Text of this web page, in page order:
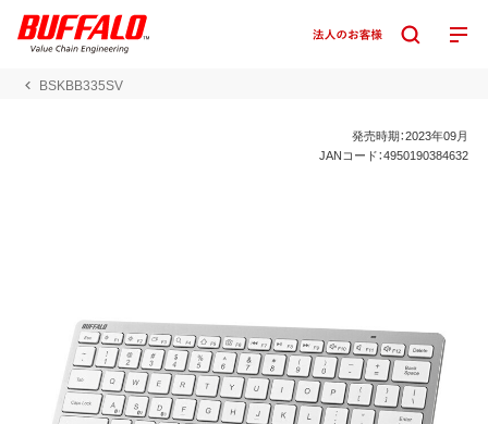
BSKBB335SV
発売時期：2023年09月
JANコード：4950190384632